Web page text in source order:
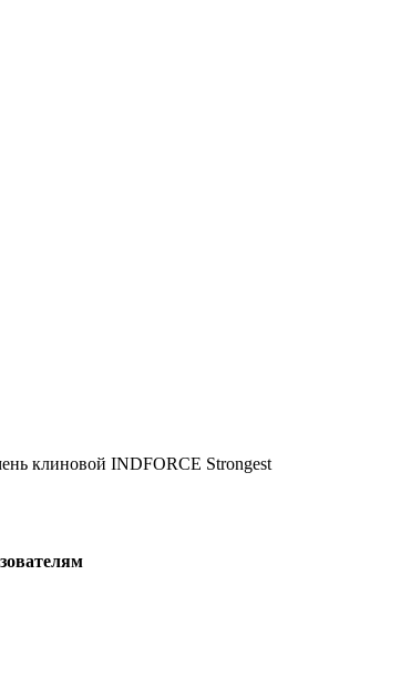
клиновой INDFORCE Strongest